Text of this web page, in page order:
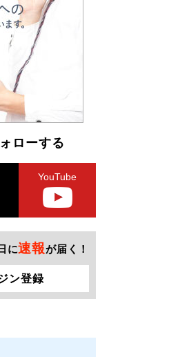
ローする
YouTube
に速報が届く！
ン登録